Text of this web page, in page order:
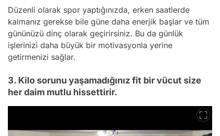
Düzenli olarak spor yaptığınızda, erken saatlerde
kalmanız gerekse bile güne daha enerjik başlar ve tüm
gününüzü dinç olarak geçirirsiniz. Bu da günlük
işlerinizi daha büyük bir motivasyonla yerine
getirmenizi sağlar.
3. Kilo sorunu yaşamadığınız fit bir vücut size
her daim mutlu hissettirir.